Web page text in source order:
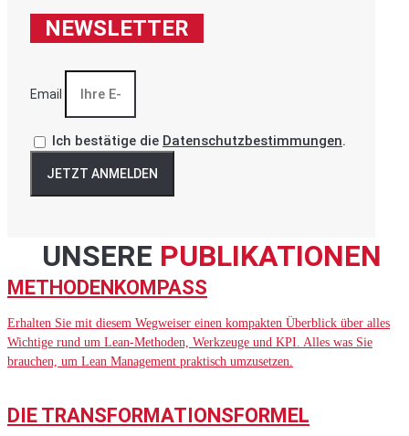
NEWSLETTER
Email
Ich bestätige die Datenschutzbestimmungen.
JETZT ANMELDEN
UNSERE PUBLIKATIONEN
METHODENKOMPASS
Erhalten Sie mit diesem Wegweiser einen kompakten Überblick über alles
Wichtige rund um Lean-Methoden, Werkzeuge und KPI. Alles was Sie
brauchen, um Lean Management praktisch umzusetzen.
DIE TRANSFORMATIONSFORMEL